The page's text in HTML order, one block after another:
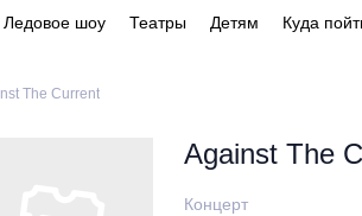
Ледовое шоу Театры Детям Куда
The Current
Against The
Концерт